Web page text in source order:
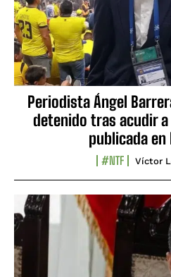
Periodista Ángel
detenido tras acudir
publicada en
#NTF Víctor